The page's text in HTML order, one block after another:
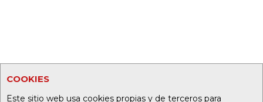
COOKIES
Este sitio web usa cookies propias y de terceros para